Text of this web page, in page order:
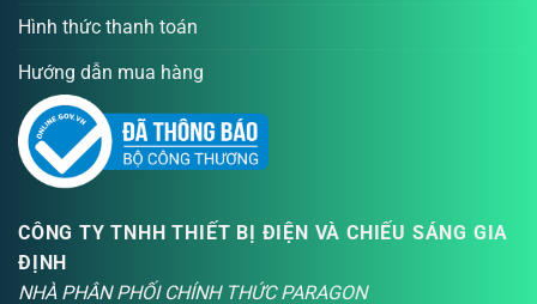
Hình thức thanh toán
Hướng dẫn mua hàng
CÔNG TY TNHH THIẾT BỊ ĐIỆN VÀ CHIẾU SÁNG GIA
ĐỊNH
NHÀ PHÂN PHỐI CHÍNH THỨC PARAGON